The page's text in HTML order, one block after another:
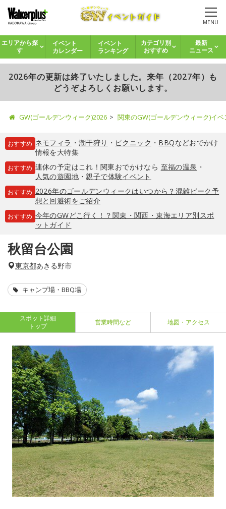
MENU
エリアから探
す
イベント
カレンダー
イベント
ランキング
カテゴリ別
おすすめ
最新
ニュース
2026年の更新は終了いたしました。来年（2027年）も
どうぞよろしくお願いします。
GW(ゴールデンウィーク)2026 関東のGW(ゴールデンウィーク)イ
おすすめ ネモフィラ ・ 潮干狩り ・ ピクニック ・ BBQなどおでかけ
情報を大特集
おすすめ 連休の予定はこれ！関東おでかけなら 至福の温泉 ・
人気の遊園地・親子で体験イベント
おすすめ 2026年のゴールデンウィークはいつから？混雑ピーク予
想と回避術をご紹介
おすすめ 今年のGWどこ行く！？関東・関西・東海エリア別スポ
ットガイド
秋留台公園
東京都あきる野市
キャンプ場・BBQ場
スポット詳細
トップ
営業時間など 地図・アクセス